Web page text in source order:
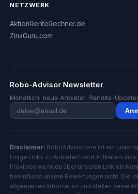
NETZWERK
AktienRenteRechner.de
ZinsGuru.com
Robo-Advisor Newsletter
Monatlich: neue Anbieter, Rendite-
Disclaimer: RoboAdvisor.one ist ein
Einige Links zu Anbietern sind Affiliate-
Provision wenn du über unseren Link ein
beeinflusst unsere Bewertungen nicht. Die
allgemeinen Information und stellen keine